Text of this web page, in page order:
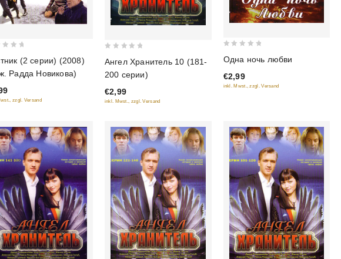
(2 серии) (2008)
Радда Новикова)
zzgl. Versand
of
5
Ангел Хранитель 10 (181-
200 серии)
€2,99
inkl. Mwst., zzgl. Versand
out
of
5
Одна ночь любви
€2,99
inkl. Mwst., zzgl. Versand